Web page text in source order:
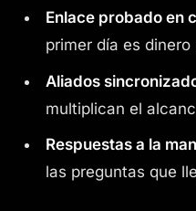
Enlace probado en
primer día es dinero
Aliados
multiplican el
Respuestas a la
las preguntas que